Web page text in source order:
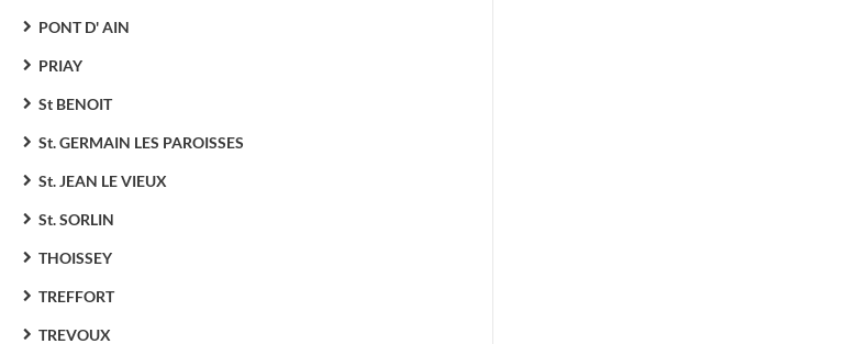
PONT D' AIN
PRIAY
St BENOIT
St. GERMAIN LES PAROISSES
St. JEAN LE VIEUX
St. SORLIN
THOISSEY
TREFFORT
TREVOUX